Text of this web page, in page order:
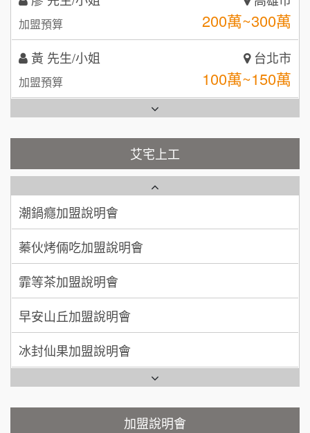
加盟預算 100萬~150萬
林 先生/小姐 屏東縣
加盟預算 100萬 ~ 200萬
吳 先生/小姐 屏東縣
加盟預算 100萬~200萬
周 先生/小姐 台北
加盟預算 100萬 ~150萬
徐 先生/小姐 新北市
加盟預算
何 先生/小姐
加盟預算
呂 先生/小姐
加盟預算 200萬~400萬
顏 先生/小姐 台北市
艾宅上工
拾鑶火鍋加盟說明會
全家加盟說明會
台灣G湯加盟說明會
NU PASTA義大利麵加盟說明會
潮鍋癮加盟說明會
蓁伙烤倆吃加盟說明會
霏等茶加盟說明會
早安山丘加盟說明會
冰封仙果加盟說明會
Ramble Café 漫步藍咖啡加盟說明會
微風亭鐵板燒加盟說明會
加盟說明會
藍象廷泰式火鍋加盟說明會
日十。早午食加盟說明會
上宇林加盟說明會
莫尼早餐Morni加盟說明會
手作功夫茶加盟說明會
SHARE TEA歇腳亭加盟說明會
潮味決-湯滷專門店加盟說明會
鮮茶道加盟說明會